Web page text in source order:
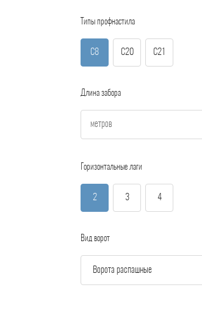
Типы профнастила
С8 С20 С21
Длина забора
Горизонтальные лаги
2 3 4
Вид ворот